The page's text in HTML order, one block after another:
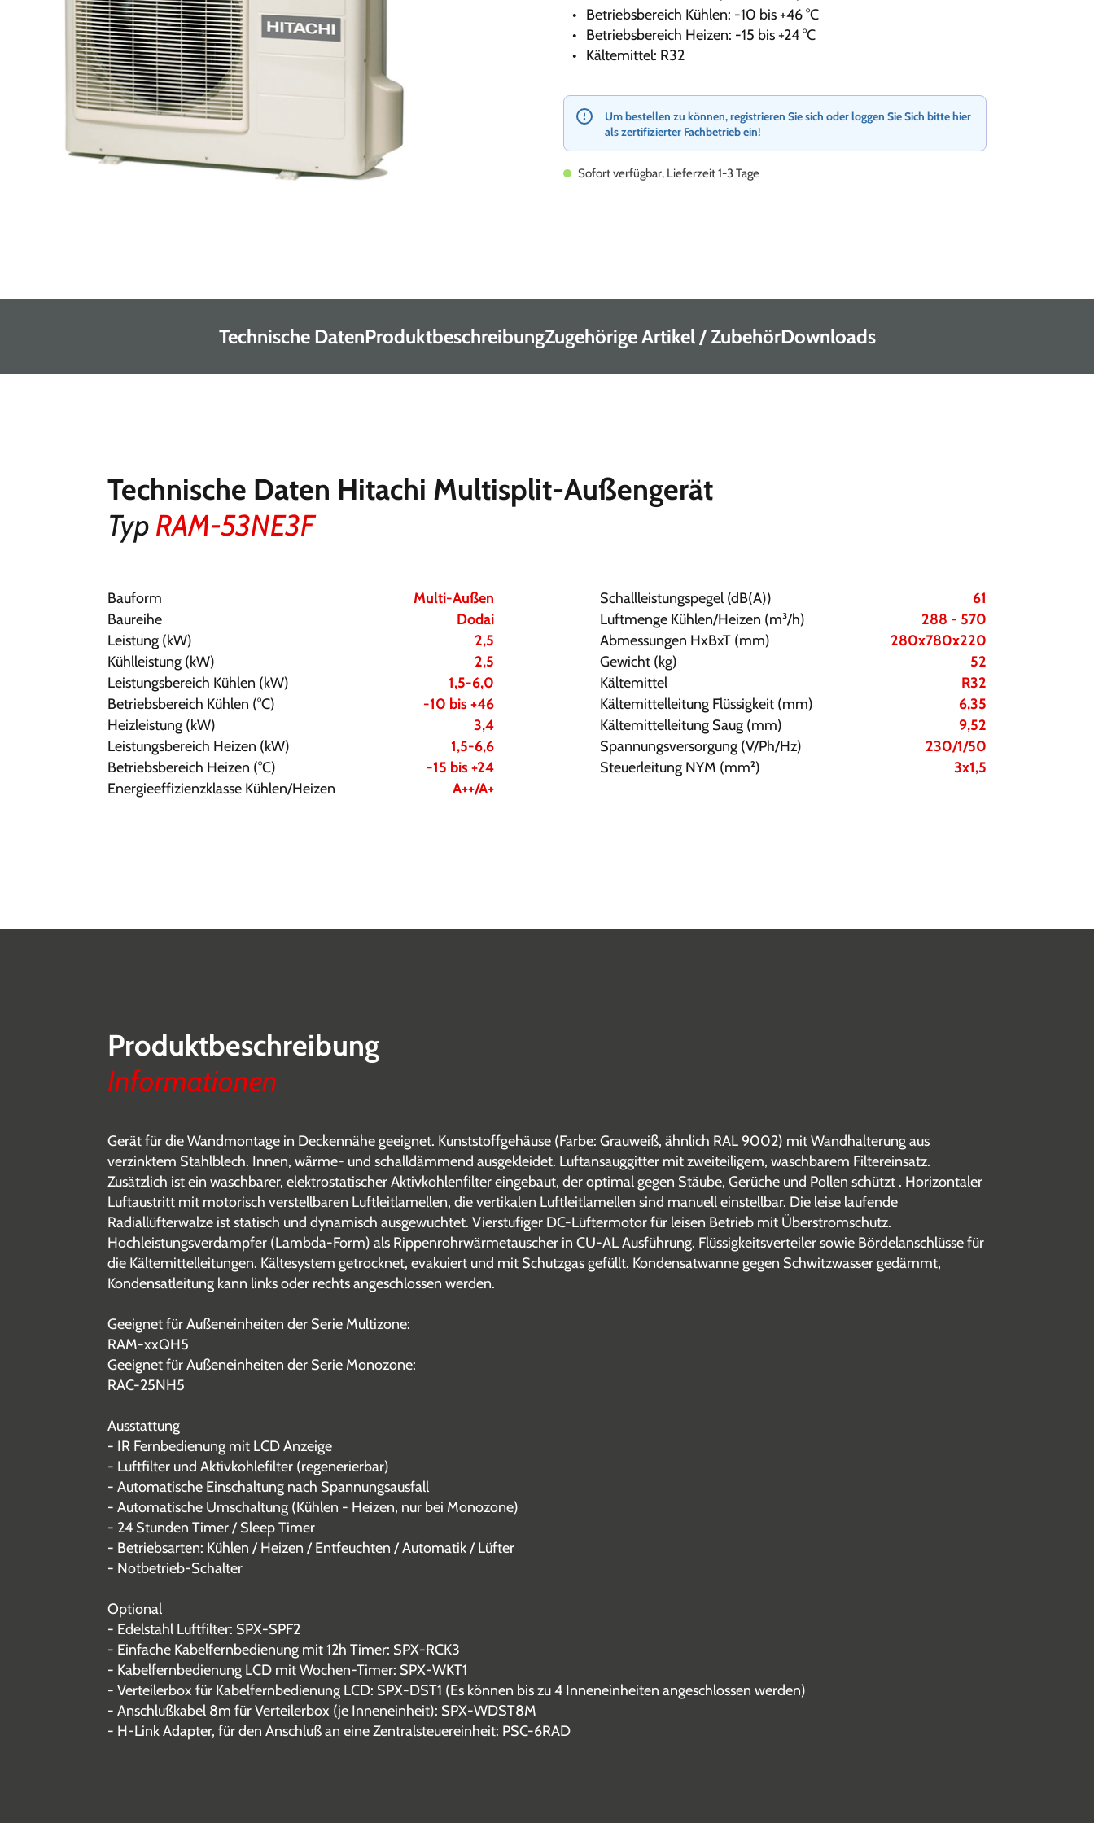
Betriebsbereich Kühlen: -10 bis +46 °C
Betriebsbereich Heizen: -15 bis +24 °C
Kältemittel: R32
Um bestellen zu können, registrieren Sie sich oder loggen Sie Sich bitte hier
als zertifizierter Fachbetrieb ein!
Sofort verfügbar, Lieferzeit 1-3 Tage
Technische DatenProduktbeschreibungZugehörige Artikel / ZubehörDownloads
Technische Daten Hitachi Multisplit-Außengerät
Typ RAM-53NE3F
Bauform
Multi-Außen
Baureihe
Dodai
Leistung (kW)
2,5
Kühlleistung (kW)
2,5
Leistungsbereich Kühlen (kW)
1,5-6,0
Betriebsbereich Kühlen (°C)
-10 bis +46
Heizleistung (kW)
3,4
Leistungsbereich Heizen (kW)
1,5-6,6
Betriebsbereich Heizen (°C)
-15 bis +24
Energieeffizienzklasse Kühlen/Heizen
A++/A+
Schallleistungspegel (dB(A))
61
Luftmenge Kühlen/Heizen (m³/h)
288 - 570
Abmessungen HxBxT (mm)
280x780x220
Gewicht (kg)
52
Kältemittel
R32
Kältemittelleitung Flüssigkeit (mm)
6,35
Kältemittelleitung Saug (mm)
9,52
Spannungsversorgung (V/Ph/Hz)
230/1/50
Steuerleitung NYM (mm²)
3x1,5
Produktbeschreibung
Informationen
Gerät für die Wandmontage in Deckennähe geeignet. Kunststoffgehäuse (Farbe: Grauweiß, ähnlich RAL 9002) mit Wandhalterung aus
verzinktem Stahlblech. Innen, wärme- und schalldämmend ausgekleidet. Luftansauggitter mit zweiteiligem, waschbarem Filtereinsatz.
Zusätzlich ist ein waschbarer, elektrostatischer Aktivkohlenfilter eingebaut, der optimal gegen Stäube, Gerüche und Pollen schützt . Horizontaler
Luftaustritt mit motorisch verstellbaren Luftleitlamellen, die vertikalen Luftleitlamellen sind manuell einstellbar. Die leise laufende
Radiallüfterwalze ist statisch und dynamisch ausgewuchtet. Vierstufiger DC-Lüftermotor für leisen Betrieb mit Überstromschutz.
Hochleistungsverdampfer (Lambda-Form) als Rippenrohrwärmetauscher in CU-AL Ausführung. Flüssigkeitsverteiler sowie Bördelanschlüsse für
die Kältemittelleitungen. Kältesystem getrocknet, evakuiert und mit Schutzgas gefüllt. Kondensatwanne gegen Schwitzwasser gedämmt,
Kondensatleitung kann links oder rechts angeschlossen werden.
Geeignet für Außeneinheiten der Serie Multizone:
RAM-xxQH5
Geeignet für Außeneinheiten der Serie Monozone:
RAC-25NH5
Ausstattung
- IR Fernbedienung mit LCD Anzeige
- Luftfilter und Aktivkohlefilter (regenerierbar)
- Automatische Einschaltung nach Spannungsausfall
- Automatische Umschaltung (Kühlen - Heizen, nur bei Monozone)
- 24 Stunden Timer / Sleep Timer
- Betriebsarten: Kühlen / Heizen / Entfeuchten / Automatik / Lüfter
- Notbetrieb-Schalter
Optional
- Edelstahl Luftfilter: SPX-SPF2
- Einfache Kabelfernbedienung mit 12h Timer: SPX-RCK3
- Kabelfernbedienung LCD mit Wochen-Timer: SPX-WKT1
- Verteilerbox für Kabelfernbedienung LCD: SPX-DST1 (Es können bis zu 4 Inneneinheiten angeschlossen werden)
- Anschlußkabel 8m für Verteilerbox (je Inneneinheit): SPX-WDST8M
- H-Link Adapter, für den Anschluß an eine Zentralsteuereinheit: PSC-6RAD